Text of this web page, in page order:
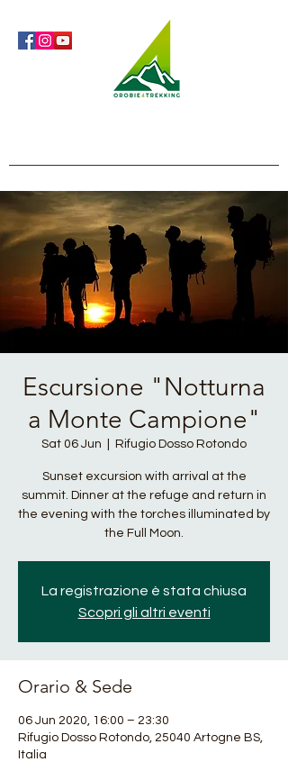
Escursione "Notturna
a Monte Campione"
Sat 06 Jun Rifugio Dosso Rotondo
Sunset excursion with arrival at the
summit. Dinner at the refuge and return in
the evening with the torches illuminated by
the Full Moon.
La registrazione è stata chiusa
Scopri gli altri eventi
Orario & Sede
06 Jun 2020, 16:00 – 23:30
Rifugio Dosso Rotondo, 25040 Artogne BS,
Italia